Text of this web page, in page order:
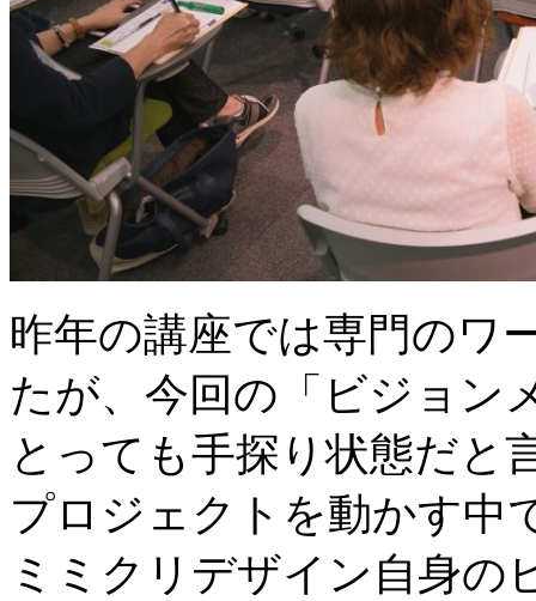
昨年の講座では専門のワ
たが、今回の「ビジョン
とっても手探り状態だと
プロジェクトを動かす中
ミミクリデザイン自身の